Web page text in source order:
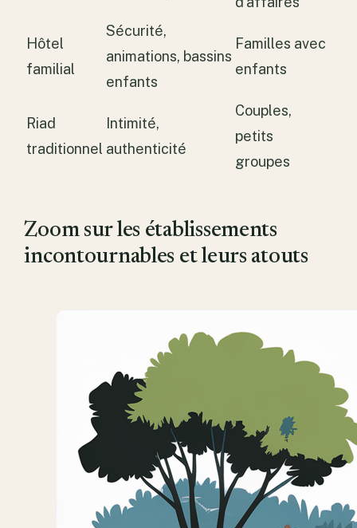
Hôtel
familial
Sécurité,
animations, bassins
enfants
Familles avec
enfants
Riad
traditionnel
Intimité,
authenticité
Couples,
petits
groupes
Zoom sur les établissements
incontournables et leurs atouts